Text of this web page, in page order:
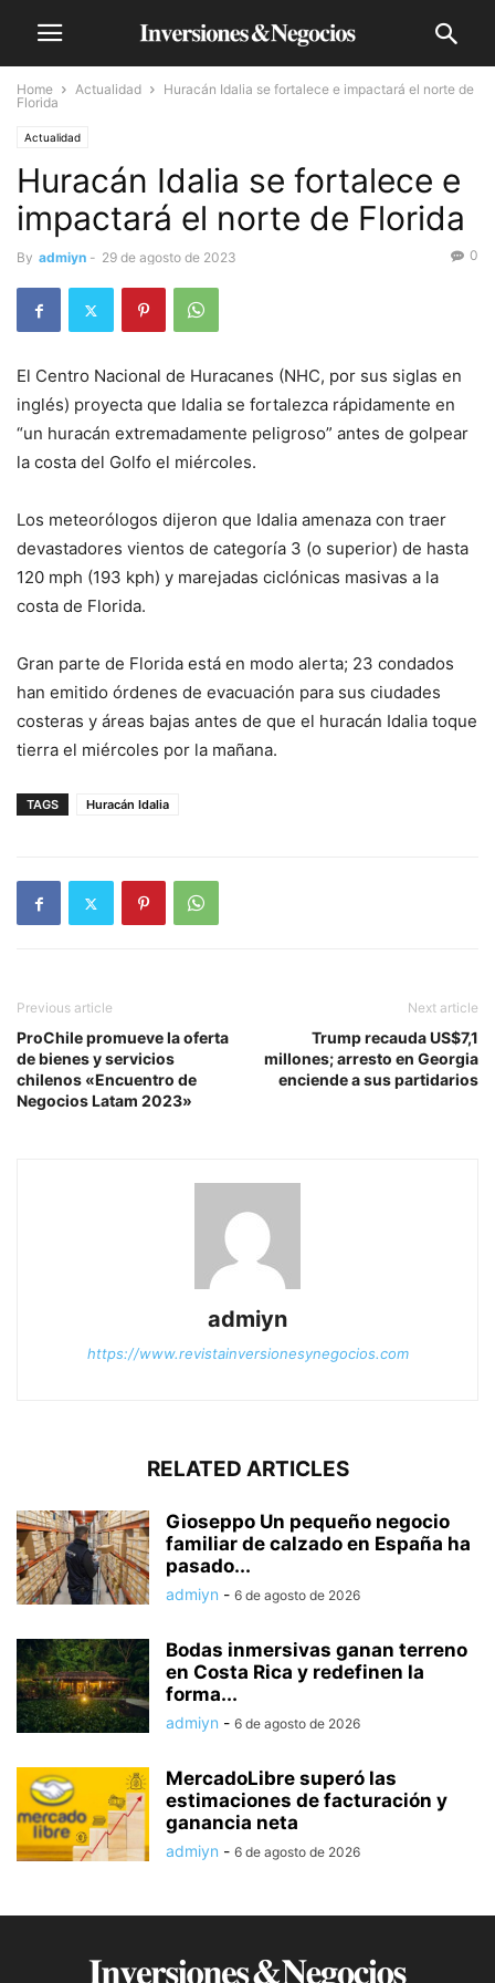
Home Actualidad
Huracán Idalia se fortalece e impactará el norte de
Florida
Actualidad
Huracán Idalia se fortalece e
impactará el norte de Florida
By admiyn - 29 de agosto de 2023 0
El Centro Nacional de Huracanes (NHC, por sus siglas en
inglés) proyecta que Idalia se fortalezca rápidamente en
“un huracán extremadamente peligroso” antes de golpear
la costa del Golfo el miércoles.
Los meteorólogos dijeron que Idalia amenaza con traer
devastadores vientos de categoría 3 (o superior) de hasta
120 mph (193 kph) y marejadas ciclónicas masivas a la
costa de Florida.
Gran parte de Florida está en modo alerta; 23 condados
han emitido órdenes de evacuación para sus ciudades
costeras y áreas bajas antes de que el huracán Idalia toque
tierra el miércoles por la mañana.
TAGS Huracán Idalia
Previous article
ProChile promueve la oferta
de bienes y servicios
chilenos «Encuentro de
Negocios Latam 2023»
Next article
Trump recauda US$7,1
millones; arresto en Georgia
enciende a sus partidarios
admiyn
https://www.revistainversionesynegocios.com
RELATED ARTICLES
Gioseppo Un pequeño negocio
familiar de calzado en España ha
pasado...
admiyn - 6 de agosto de 2026
Bodas inmersivas ganan terreno
en Costa Rica y redefinen la
forma...
admiyn - 6 de agosto de 2026
MercadoLibre superó las
estimaciones de facturación y
ganancia neta
admiyn - 6 de agosto de 2026